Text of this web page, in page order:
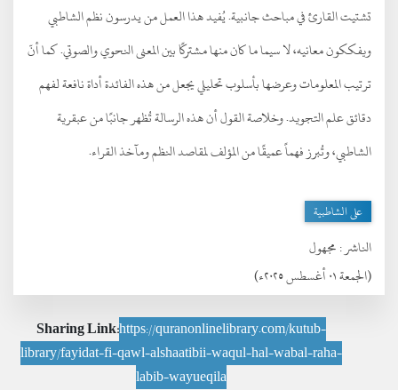
(الجمعة ٠١ أغسطس ٢٠٢٥ء)
الناشر :مجهول
تشتيت القارئ في مباحث جانبية. يُفيد هذا العمل من يدرسون نظم الشاطبي
ويفككون معانيه، لا سيما ما كان منها مشتركًا بين المعنى النحوي والصوتي. كما أنّ
ترتيب المعلومات وعرضها بأسلوب تحليلي يجعل من هذه الفائدة أداة نافعة لفهم
دقائق علم التجويد. وخلاصة القول أن هذه الرسالة تُظهر جانبًا من عبقرية
الشاطبي، وتُبرز فهماً عميقًا من المؤلف لمقاصد النظم ومآخذ القراء.
على الشاطبية
Sharing Link:https://quranonlinelibrary.com/kutub-
library/fayidat-fi-qawl-alshaatibii-waqul-hal-wabal-raha-
labib-wayueqila